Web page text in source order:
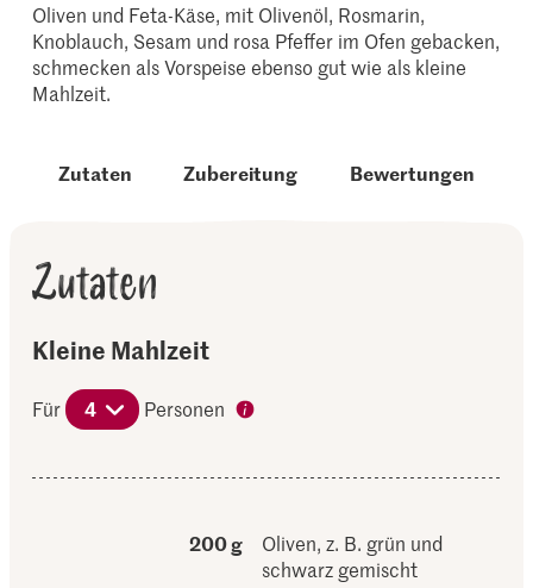
Oliven und Feta-Käse, mit Olivenöl, Rosmarin,
Knoblauch, Sesam und rosa Pfeffer im Ofen gebacken,
schmecken als Vorspeise ebenso gut wie als kleine
Mahlzeit.
Zutaten Zubereitung Bewertungen
Zutaten
Kleine Mahlzeit
Für 4 Personen
200 g
Oliven, z. B. grün und
schwarz gemischt